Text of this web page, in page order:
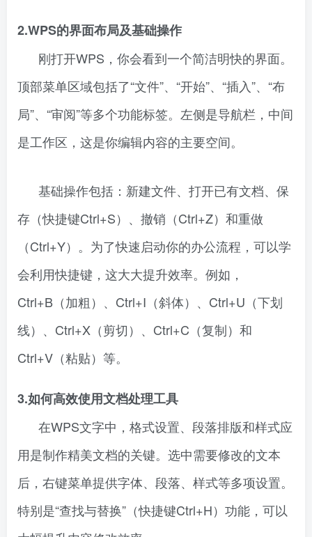
2.WPS的界面布局及基础操作
刚打开WPS，你会看到一个简洁明快的界面。
顶部菜单区域包括了“文件”、“开始”、“插入”、“布
局”、“审阅”等多个功能标签。左侧是导航栏，中间
是工作区，这是你编辑内容的主要空间。
基础操作包括：新建文件、打开已有文档、保
存（快捷键Ctrl+S）、撤销（Ctrl+Z）和重做
（Ctrl+Y）。为了快速启动你的办公流程，可以学
会利用快捷键，这大大提升效率。例如，
Ctrl+B（加粗）、Ctrl+I（斜体）、Ctrl+U（下划
线）、Ctrl+X（剪切）、Ctrl+C（复制）和
Ctrl+V（粘贴）等。
3.如何高效使用文档处理工具
在WPS文字中，格式设置、段落排版和样式应
用是制作精美文档的关键。选中需要修改的文本
后，右键菜单提供字体、段落、样式等多项设置。
特别是“查找与替换”（快捷键Ctrl+H）功能，可以